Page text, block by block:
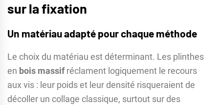
sur la fixation
Un matériau adapté pour chaque méthode
Le choix du matériau est déterminant. Les plinthes
en bois massifréclament logiquement le recours
aux vis : leur poids et leur densité risqueraient de
décoller un collage classique, surtout sur des